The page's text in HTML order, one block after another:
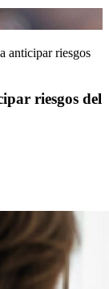
anticipar riesgos
riesgos del